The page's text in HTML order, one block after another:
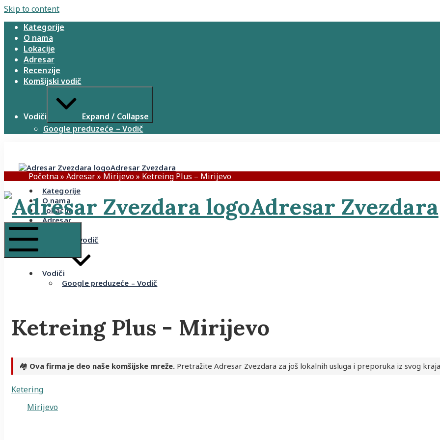
Skip to content
Kategorije
O nama
Lokacije
Adresar
Recenzije
Komšijski vodič
Vodiči
Expand / Collapse
Google preduzeće – Vodič
Adresar Zvezdara
Kategorije
O nama
Lokacije
Adresar
Komšijski vodič
Vodiči
Google preduzeće – Vodič
Početna» Adresar» Mirijevo» Ketreing Plus – Mirijevo
Adresar Zvezdara
Ketreing Plus - Mirijevo
🏘️ Ova firma je deo naše komšijske mreže. Pretražite Adresar Zvezdara za još lokalnih usluga i preporuka iz svog kraja
Ketering
Mirijevo